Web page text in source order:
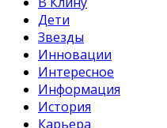
Дети
Звезды
Инновации
Интересное
Информация
История
Карьера